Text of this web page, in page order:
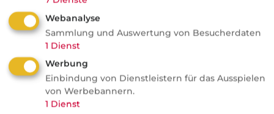
Kategorie: Private Altersversorgung
Webanalyse
Sammlung und Auswertung von Besucherdaten
1 Dienst
Werbung
Einbindung von Dienstleistern für das Ausspielen
von Werbebannern.
1 Dienst